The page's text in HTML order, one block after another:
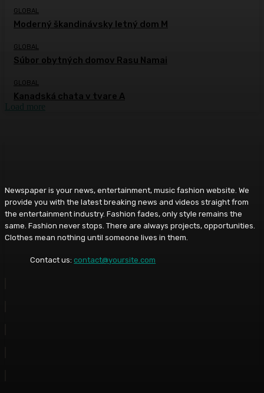
GLOBAL
Moderný škandinávsky letný dom M
GLOBAL
Súbor obytných domov Rasu Namai
GLOBAL
Kanadská chata v tvare A
Load more
Newspaper is your news, entertainment, music fashion website. We
provide you with the latest breaking news and videos straight from
the entertainment industry. Fashion fades, only style remains the
same. Fashion never stops. There are always projects, opportunities.
Clothes mean nothing until someone lives in them.
Contact us:contact@yoursite.com